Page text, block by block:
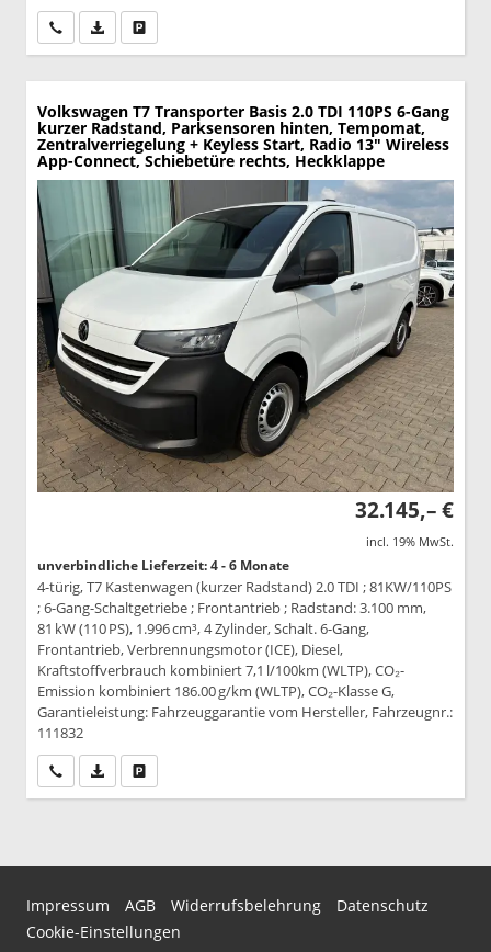
Wir rufen Sie anPDF-Datei, Fahrzeugexposé drucken
Volkswagen T7 Transporter Basis 2.0 TDI 110PS 6-Gang
kurzer Radstand, Parksensoren hinten, Tempomat,
Zentralverriegelung + Keyless Start, Radio 13" Wireless
App-Connect, Schiebetüre rechts, Heckklappe
32.145,– €
incl. 19% MwSt.
unverbindliche Lieferzeit: 4 - 6 Monate
4-türig, T7 Kastenwagen (kurzer Radstand) 2.0 TDI ; 81KW/110PS
; 6-Gang-Schaltgetriebe ; Frontantrieb ; Radstand: 3.100 mm,
81 kW (110 PS), 1.996 cm³, 4 Zylinder, Schalt. 6-Gang,
Frontantrieb, Verbrennungsmotor (ICE), Diesel,
Kraftstoffverbrauch kombiniert 7,1 l/100km (WLTP), CO₂-
Emission kombiniert 186.00 g/km (WLTP), CO₂-Klasse G,
Garantieleistung: Fahrzeuggarantie vom Hersteller, Fahrzeugnr.:
111832
Wir rufen Sie anPDF-Datei, Fahrzeugexposé drucken
Impressum AGB Widerrufsbelehrung
Datenschutz
Cookie-Einstellungen